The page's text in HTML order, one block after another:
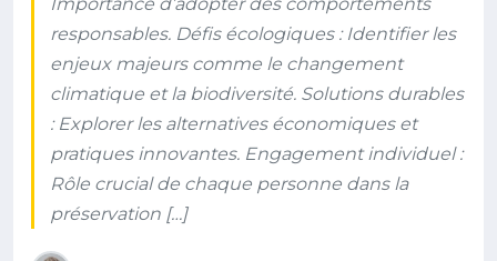
responsables. Défis écologiques : Identifier les
enjeux majeurs comme le changement
climatique et la biodiversité. Solutions durables
: Explorer les alternatives économiques et
pratiques innovantes. Engagement individuel :
Rôle crucial de chaque personne dans la
préservation […]